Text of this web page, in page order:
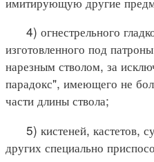
4) огнестрельного
изготовленного под
нарезным стволом, за
парадокс", имеющего не
части длины ствола;
5) кистеней, кастетов,
других специально